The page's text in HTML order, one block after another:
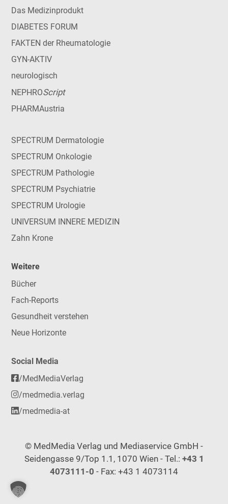
Das Medizinprodukt
DIABETES FORUM
FAKTEN der Rheumatologie
GYN-AKTIV
neurologisch
NEPHROScript
PHARMAustria
SPECTRUM Dermatologie
SPECTRUM Onkologie
SPECTRUM Pathologie
SPECTRUM Psychiatrie
SPECTRUM Urologie
UNIVERSUM INNERE MEDIZIN
Zahn Krone
Weitere
Bücher
Fach-Reports
Gesundheit verstehen
Neue Horizonte
Social Media
/MedMediaVerlag
/medmedia.verlag
/medmedia-at
© MedMedia Verlag und Mediaservice GmbH -
Seidengasse 9/Top 1.1, 1070 Wien - Tel.: +43 1
4073111-0 - Fax: +43 1 4073114